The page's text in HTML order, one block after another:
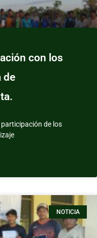
con los
de
de los
NOTICIA